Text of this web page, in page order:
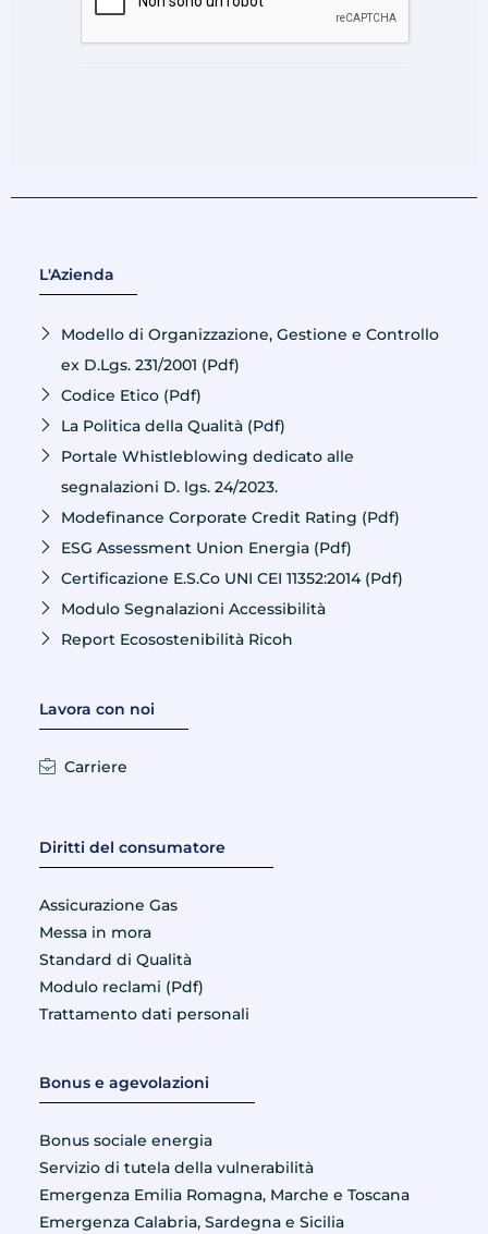
L'Azienda
Modello di Organizzazione, Gestione e Controllo
ex D.Lgs. 231/2001 (Pdf)
Codice Etico (Pdf)
La Politica della Qualità (Pdf)
Portale Whistleblowing dedicato alle
segnalazioni D. lgs. 24/2023.
Modefinance Corporate Credit Rating (Pdf)
ESG Assessment Union Energia (Pdf)
Certificazione E.S.Co UNI CEI 11352:2014 (Pdf)
Modulo Segnalazioni Accessibilità
Report Ecosostenibilità Ricoh
Lavora con noi
Carriere
Diritti del consumatore
Assicurazione Gas
Messa in mora
Standard di Qualità
Modulo reclami (Pdf)
Trattamento dati personali
Bonus e agevolazioni
Bonus sociale energia
Servizio di tutela della vulnerabilità
Emergenza Emilia Romagna, Marche e Toscana
Emergenza Calabria, Sardegna e Sicilia